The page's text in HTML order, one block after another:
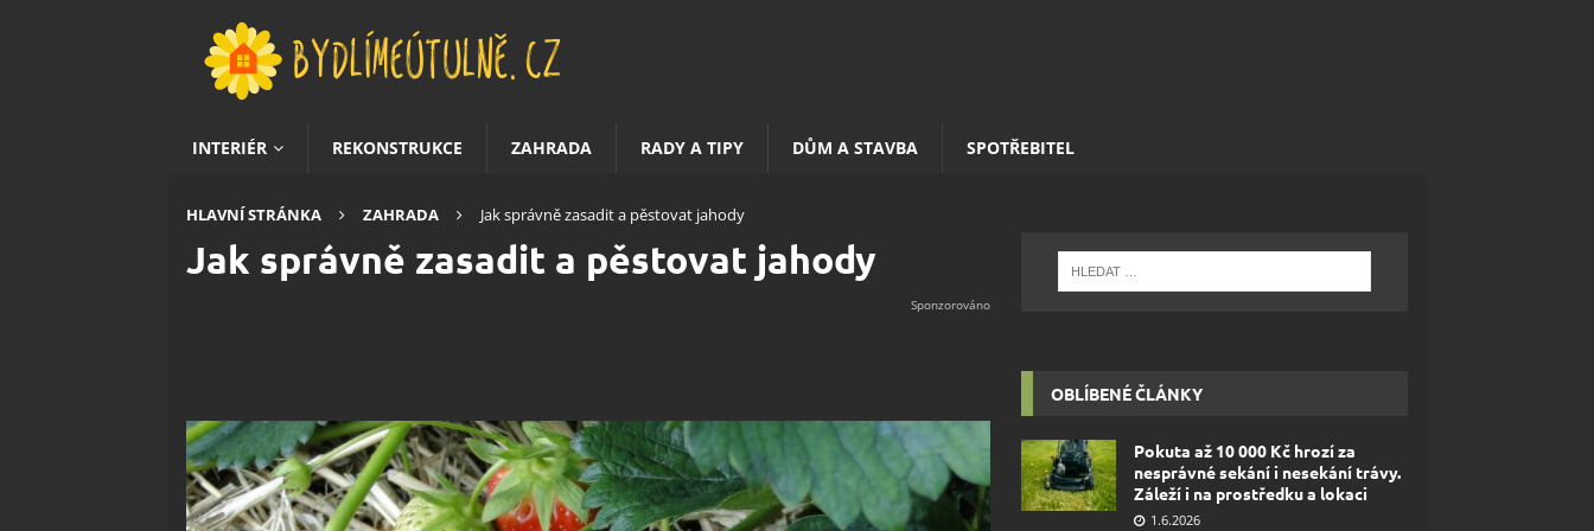
INTERIÉR REKONSTRUKCE ZAHRADA RADY A TIPY DŮM A STAVBA SPOTŘEBITEL
HLAVNÍ STRÁNKA ZAHRADA Jak správně zasadit a pěstovat jahody
Jak správně zasadit a pěstovat jahody
OBLÍBENÉ ČLÁNKY
Pokuta až 10 000 Kč hrozí za
nesprávné sekání i nesekání trávy.
Záleží i na prostředku a lokaci
1.6.2026